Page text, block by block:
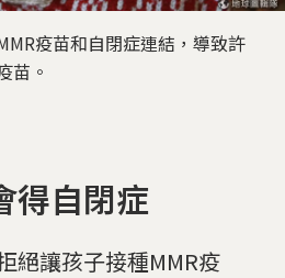
疫苗和自閉症連結，導致許
苗。
得自閉症
絕讓孩子接種MMR疫